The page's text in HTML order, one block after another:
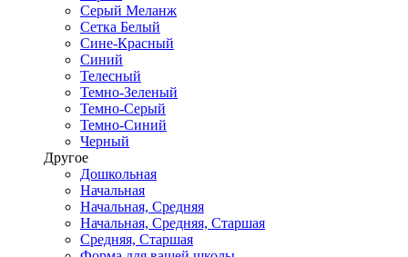
Серый Меланж
Сетка Белый
Сине-Красный
Синий
Телесный
Темно-Зеленый
Темно-Серый
Темно-Синий
Черный
Другое
Дошкольная
Начальная
Начальная, Средняя
Начальная, Средняя, Старшая
Средняя, Старшая